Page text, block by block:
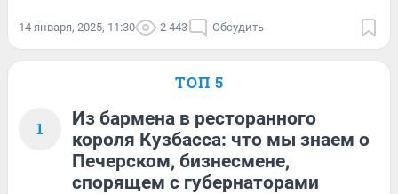
14 января, 2025, 11:30 2 443 Обсудить
ТОП 5
1
Из бармена в ресторанного
короля Кузбасса: что мы знаем о
Печерском, бизнесмене,
спорящем с губернаторами